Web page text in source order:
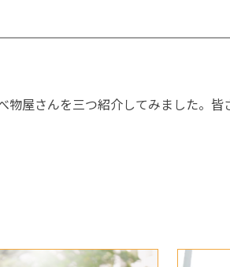
物屋さんを三つ紹介してみました。皆